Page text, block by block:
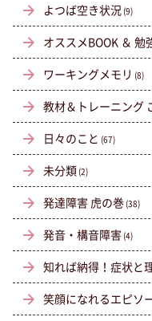
よつば空き状況 (9)
オススメBOOK ＆ 勉
ワーキングメモリ (8)
教材＆トレーニング
日々のこと (67)
未分類 (2)
発達障害 虎の巻 (38)
発音・構音障害 (4)
知れば納得！症状と
笑顔になれるエピソ